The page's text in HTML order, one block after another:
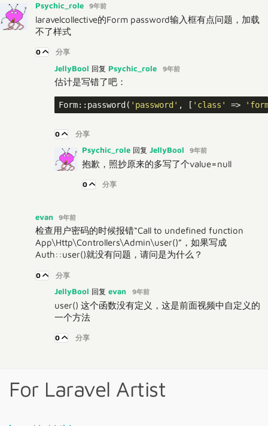
Psychic_role 9年前
laravelcollective的Form password输入框有点问题，加载
不了样式
0 分享
JellyBool 回复 Psychic_role 9年前
估计是写错了吧：
Form::password( 'password' , [ 'class' =>
0 分享
Psychic_role 回复 JellyBool 9年前
抱歉，照抄原来的多写了个value=null
0 分享
evan 9年前
检查用户密码的时候报错“Call to undefined function
App\Http\Controllers\Admin\user()”，如果写成
Auth::user()就没有问题，请问是为什么？
0 分享
JellyBool 回复 evan 9年前
user() 这个函数没有定义，这是前面视频中自定义的
一个方法
0 分享
For Laravel Artist